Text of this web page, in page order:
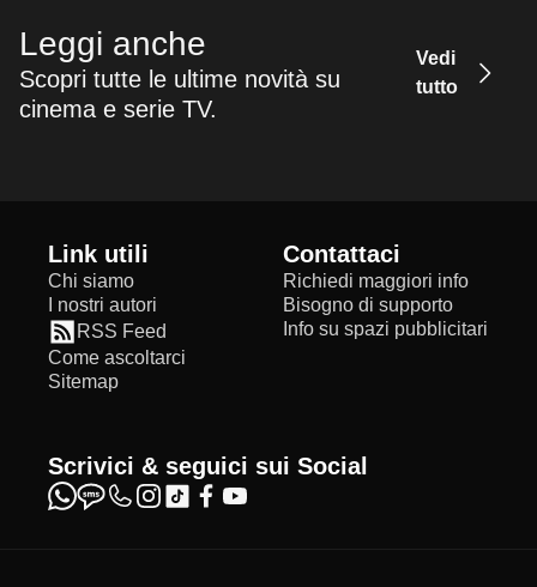
Leggi anche
Scopri tutte le ultime novità su
cinema e serie TV.
Vedi
tutto
Link utili
Chi siamo
I nostri autori
RSS Feed
Come ascoltarci
Sitemap
Contattaci
Richiedi maggiori info
Bisogno di supporto
Info su spazi pubblicitari
Scrivici & seguici sui Social